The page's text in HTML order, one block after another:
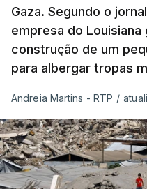
Gaza. Segundo o
empresa do
construção de um
para albergar tropas
Andreia Martins - RTP /